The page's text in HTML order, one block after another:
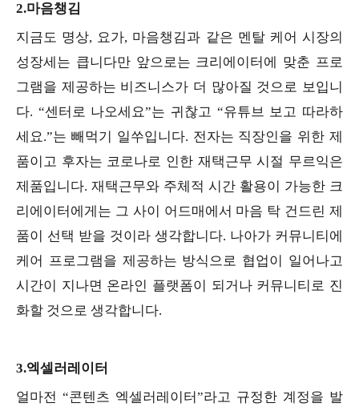
2.마음챙김
지금도 명상, 요가, 마음챙김과 같은 멘탈 케어 시장의
성장세는 큽니다만 앞으로는 크리에이터에 맞춘 프로
그램을 제공하는 비즈니스가 더 많아질 것으로 보입니
다. “센터로 나오세요”는 귀찮고 “유튜브 보고 따라하
세요.”는 빼먹기 일쑤입니다. 전자는 직장인을 위한 제
품이고 후자는 코로나로 인한 재택근무 시절 무르익은
제품입니다. 재택근무와 주체적 시간 활용이 가능한 크
리에이터에게는 그 사이 어드매에서 마음 탁 건드린 제
품이 선택 받을 것이라 생각합니다. 나아가 커뮤니티에
케어 프로그램을 제공하는 방식으로 협업이 일어나고
시간이 지나면 온라인 플랫폼이 되거나 커뮤니티로 진
화할 것으로 생각합니다.
3.엑셀러레이터
얼마전 “콘텐츠 엑셀러레이터”라고 규정한 계정을 발